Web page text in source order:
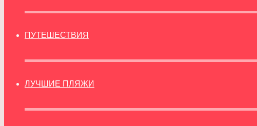
ПУТЕШЕСТВИЯ
ЛУЧШИЕ ПЛЯЖИ